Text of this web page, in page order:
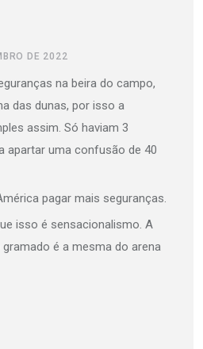
DE 2022
na beira do campo,
das dunas, por isso a
assim. Só haviam 3
apartar uma confusão de 40
pagar mais seguranças.
isso é sensacionalismo. A
é a mesma do arena